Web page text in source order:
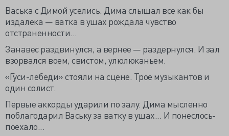
Васька с Димой уселись. Дима слышал все как бы
издалека — ватка в ушах рождала чувство
отстраненности...
Занавес раздвинулся, а вернее — раздернулся. И зал
взорвался воем, свистом, улюлюканьем.
«Гуси-лебеди» стояли на сцене. Трое музыкантов и
один солист.
Первые аккорды ударили по залу. Дима мысленно
поблагодарил Ваську за ватку в ушах... И понеслось-
поехало...